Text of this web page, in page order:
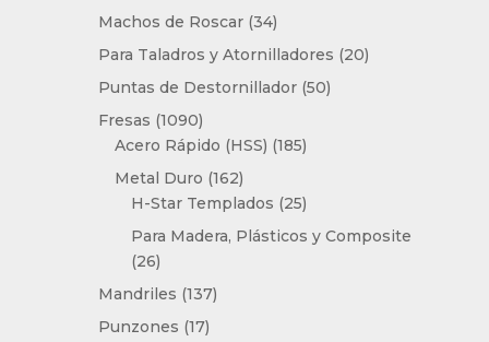
productos
Machos de Roscar 3434
productos
Para Taladros y Atornilladores 2020
Puntas de Destornillador 5050
Fresas 10901090
productos
Acero Rápido (HSS) 185185
Metal Duro 162162
productos
H-Star Templados 2525
productos
Para Madera, Plásticos y Composite
2626
productos
Mandriles 137137
Punzones 1717